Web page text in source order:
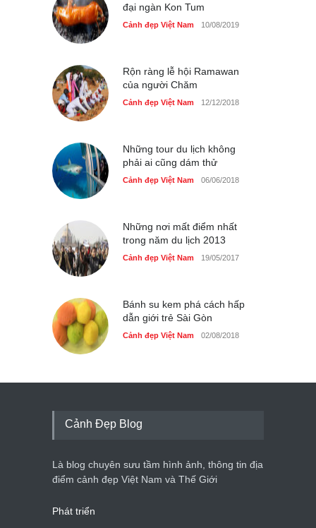
Những món ăn đồng quê
đại ngàn Kon Tum
Cảnh đẹp Việt Nam 10/08/2019
Rộn ràng lễ hội Ramawan
của người Chăm
Cảnh đẹp Việt Nam 12/12/2018
Những tour du lịch không
phải ai cũng dám thử
Cảnh đẹp Việt Nam 06/06/2018
Những nơi mất điểm nhất
trong năm du lịch 2013
Cảnh đẹp Việt Nam 19/05/2017
Bánh su kem phá cách hấp
dẫn giới trẻ Sài Gòn
Cảnh đẹp Việt Nam 02/08/2018
Cảnh Đẹp Blog
Là blog chuyên sưu tầm hình ảnh, thông tin địa
điểm cảnh đẹp Việt Nam và Thế Giới
Phát triển